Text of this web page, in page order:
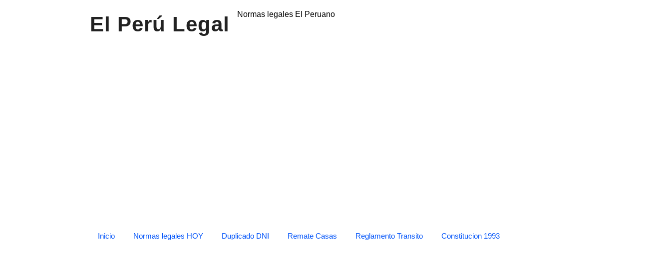
El Perú Legal Normas legales El Peruano
Inicio Normas legales HOY Duplicado DNI Remate Casas Reglamento Transito Constitucion 1993